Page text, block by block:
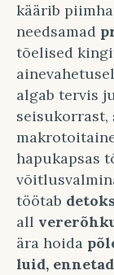
käärib
needsamad
tõelised
algab tervis
hapukapsas
töötab
all
ära hoida
luid,